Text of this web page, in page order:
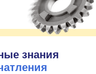
знания